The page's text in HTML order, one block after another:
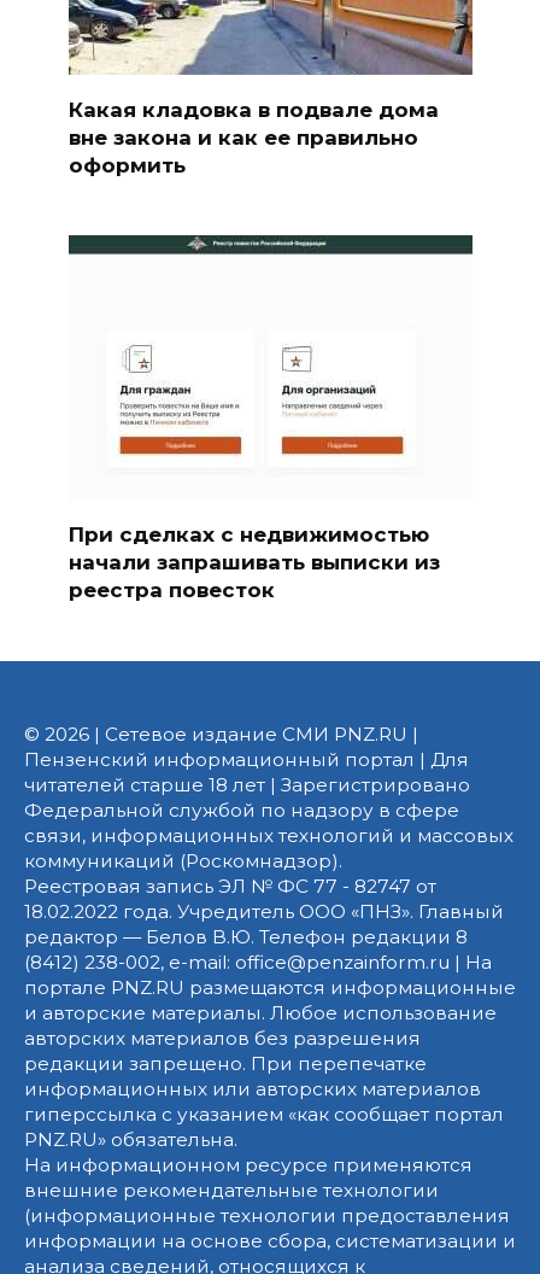
Какая кладовка в подвале дома
вне закона и как ее правильно
оформить
При сделках с недвижимостью
начали запрашивать выписки из
реестра повесток
© 2026 | Сетевое издание СМИ PNZ.RU |
Пензенский информационный портал | Для
читателей старше 18 лет | Зарегистрировано
Федеральной службой по надзору в сфере
связи, информационных технологий и массовых
коммуникаций (Роскомнадзор).
Реестровая запись ЭЛ № ФС 77 - 82747 от
18.02.2022 года. Учредитель ООО «ПНЗ». Главный
редактор — Белов В.Ю. Телефон редакции 8
(8412) 238-002, e-mail: office@penzainform.ru | На
портале PNZ.RU размещаются информационные
и авторские материалы. Любое использование
авторских материалов без разрешения
редакции запрещено. При перепечатке
информационных или авторских материалов
гиперссылка с указанием «как сообщает портал
PNZ.RU» обязательна.
На информационном ресурсе применяются
внешние рекомендательные технологии
(информационные технологии предоставления
информации на основе сбора, систематизации и
анализа сведений, относящихся к